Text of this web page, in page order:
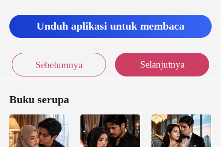
Unduh aplikasi untuk membaca
Sebelumnya Selanjutnya
Buku serupa